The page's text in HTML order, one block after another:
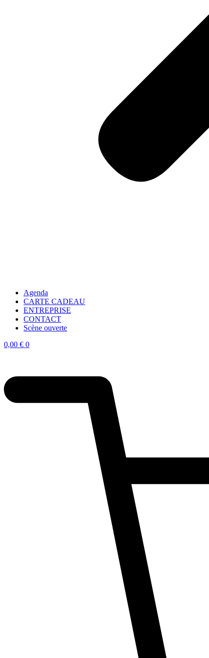
Agenda
CARTE CADEAU
ENTREPRISE
CONTACT
Scène ouverte
0,00 € 0